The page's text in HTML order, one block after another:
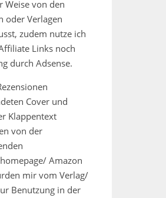
Weise von den
oder Verlagen
zudem nutze ich
Links noch
durch Adsense.
Cover und
Klappentext
von der
Amazon
mir vom Verlag/
Benutzung in der